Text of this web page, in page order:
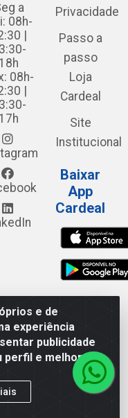
e de
experiência
publicidade
perfil e melhorar a
a
08h-
|
18h
08h-
|
17h
Privacidade
Passo a
passo
Loja
Cardeal
Site
Institucional
Baixar
App
Cardeal
do Moura, 582 - Alto
120 - CNPJ
62